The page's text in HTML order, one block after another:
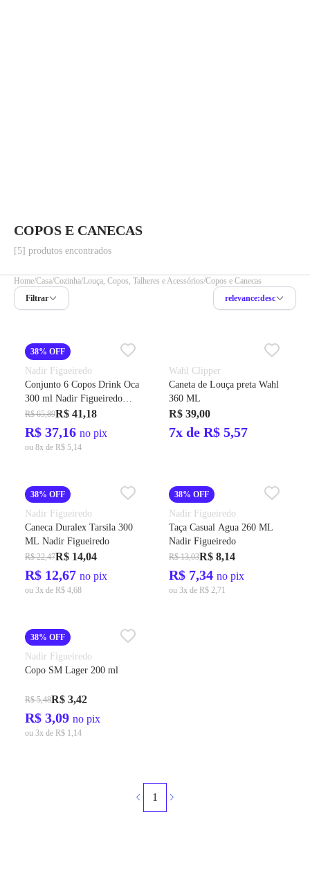
COPOS E CANECAS
[5] produtos encontrados
Home Casa Cozinha Louça, Copos, Talheres e Acessórios Copos e Canecas
Filtrar
relevance:desc
38% OFF
Nadir Figueiredo
Conjunto 6 Copos Drink Oca
300 ml Nadir Figueiredo
7729/452
R$ 65,89R$ 41,18
R$ 37,16 no pix
ou 8x de R$ 5,14
Wahl Clipper
Caneta de Louça preta Wahl
360 ML
R$ 39,00
7x de R$ 5,57
38% OFF
Nadir Figueiredo
Caneca Duralex Tarsila 300
ML Nadir Figueiredo
R$ 22,47R$ 14,04
R$ 12,67 no pix
ou 3x de R$ 4,68
38% OFF
Nadir Figueiredo
Taça Casual Agua 260 ML
Nadir Figueiredo
R$ 13,03R$ 8,14
R$ 7,34 no pix
ou 3x de R$ 2,71
38% OFF
Nadir Figueiredo
Copo SM Lager 200 ml
R$ 5,48R$ 3,42
R$ 3,09 no pix
ou 3x de R$ 1,14
1